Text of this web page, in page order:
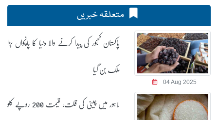
متعلقہ خبریں
04 Aug 2025
پاکستان کھجور کی پیدا کرنے والا دنیا کا پانچواں بڑا
ملک بن گیا
لاہور میں چینی کی قلت، قیمت 200 روپے کلو